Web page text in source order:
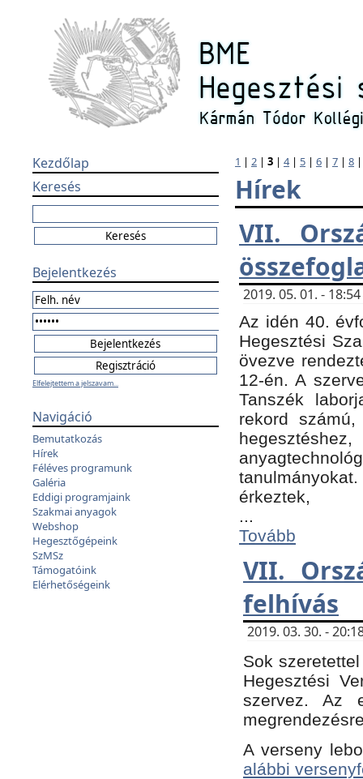
Kezdőlap
Keresés
Bejelentkezés
Elfelejtettem a jelszavam...
Navigáció
Bemutatkozás
Hírek
Féléves programunk
Galéria
Eddigi programjaink
Szakmai anyagok
Webshop
Hegesztőgépeink
SzMSz
Támogatóink
Elérhetőségeink
1 | 2 | 3 | 4| 5 | 6 | 7 | 8
Hírek
VII.
2019. 05. 01. -
Az idén 40.
Hegesztési
övezve
12-én. A
Tanszék
rekord
érkeztek,
...
Tovább
VII.
felhívás
2019. 03. 30. -
Sok
Hegesztési
szervez. Az
A verseny
alábbi